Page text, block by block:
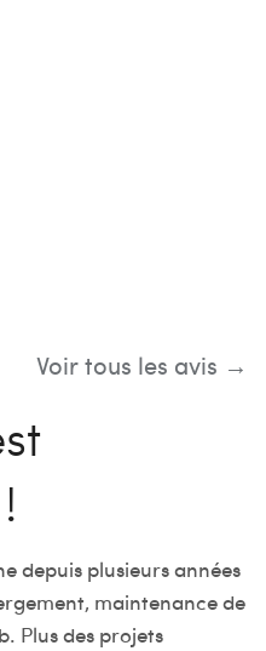
Voir tous les avis →
depuis plusieurs années
maintenance de
Plus des projets
bonne
react native d’une
certes excellent,
limites d’une telle
–
–
d’un logo et il ne nous a